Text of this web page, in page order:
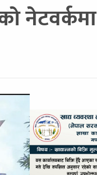
नेटवर्कमा